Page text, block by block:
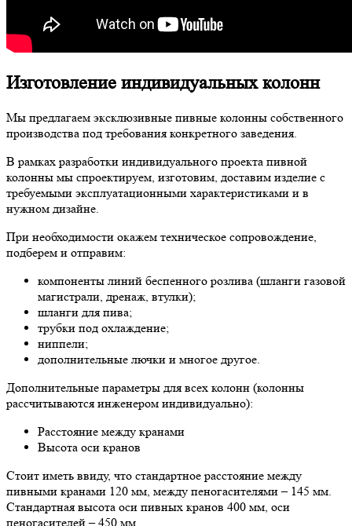
Изготовление индивидуальных колонн
Мы предлагаем эксклюзивные пивные колонны собственного
производства под требования конкретного заведения.
В рамках разработки индивидуального проекта пивной
колонны мы спроектируем, изготовим, доставим изделие с
требуемыми эксплуатационными характеристиками и в
нужном дизайне.
При необходимости окажем техническое сопровождение,
подберем и отправим:
компоненты линий беспенного розлива (шланги газовой
магистрали, дренаж, втулки);
шланги для пива;
трубки под охлаждение;
ниппели;
дополнительные лючки и многое другое.
Дополнительные параметры для всех колонн (колонны
рассчитываются инженером индивидуально):
Расстояние между кранами
Высота оси кранов
Стоит иметь ввиду, что стандартное расстояние между
пивными кранами 120 мм, между пеногасителями – 145 мм.
Стандартная высота оси пивных кранов 400 мм, оси
пеногасителей – 450 мм.